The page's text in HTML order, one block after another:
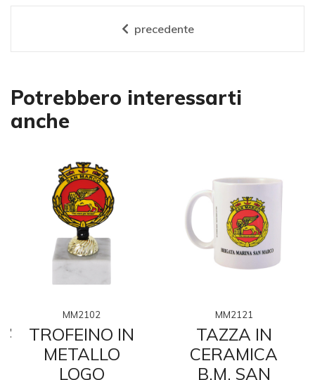
precedente
Potrebbero interessarti
anche
MM2102
TROFEINO IN
METALLO
LOGO
MM2121
TAZZA IN
CERAMICA
B.M. SAN